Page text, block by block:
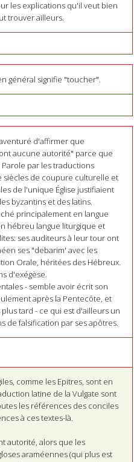
les explications qu'il veut bien
trouver ailleurs.
général signifie "toucher".
d'affirmer que
aucune autorité" parce que
par les traductions
siècles de coupure culturelle et
de l'unique Église justifiaient
byzantins et des latins.
principalement en langue
hébreu langue liturgique et
ses auditeurs à leur tour ont
ses "debarim' avec les
Orale, héritées des Hébreux.
d'exégèse.
- semble avoir écrit son
après la Pentecôte, et
tard - ce qui est d'ailleurs un
de falsification par ses apôtres.
comme les Epitres, sont en
latine de la Vulgate sont
les références des conciles
à ces textes-là.
autorité, alors que les
araméennes (qui plus est